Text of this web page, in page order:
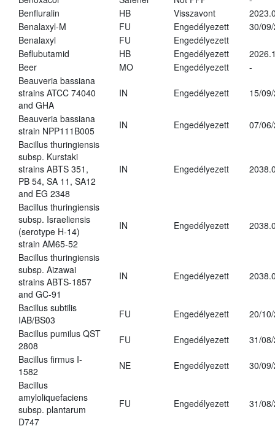
Benfluralin
HB Visszavont
Benalaxyl-M
FU Engedélyezett
30/
Benalaxyl
FU
Engedélyezett
Beflubutamid
HB Engedélyezett
Beer
MO Engedélyezett
-
Beauveria bassiana
strains ATCC 74040
and GHA
IN Engedélyezett 15/
Beauveria bassiana
strain NPP111B005
IN Engedélyezett
07/
Bacillus thuringiensis
subsp. Kurstaki
strains ABTS 351,
PB 54, SA 11, SA12
and EG 2348
IN Engedélyezett
Bacillus thuringiensis
subsp. Israeliensis
(serotype H-14)
strain AM65-52
IN Engedélyezett
Bacillus thuringiensis
subsp. Aizawai
strains ABTS-1857
and GC-91
IN Engedélyezett
Bacillus subtilis
IAB/BS03
FU Engedélyezett
20/
Bacillus pumilus QST
2808
FU Engedélyezett
31/
Bacillus firmus I-
1582
NE Engedélyezett
30/
Bacillus
amyloliquefaciens
subsp. plantarum
D747
FU Engedélyezett 31/